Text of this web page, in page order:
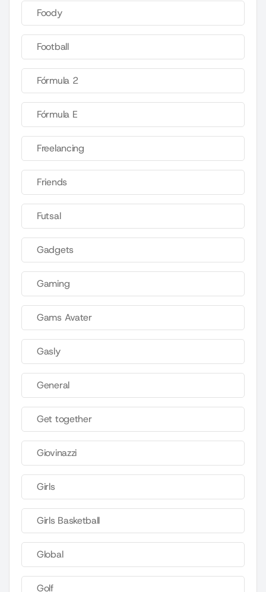
Foody
Football
Fórmula 2
Fórmula E
Freelancing
Friends
Futsal
Gadgets
Gaming
Gams Avater
Gasly
General
Get together
Giovinazzi
Girls
Girls Basketball
Global
Golf